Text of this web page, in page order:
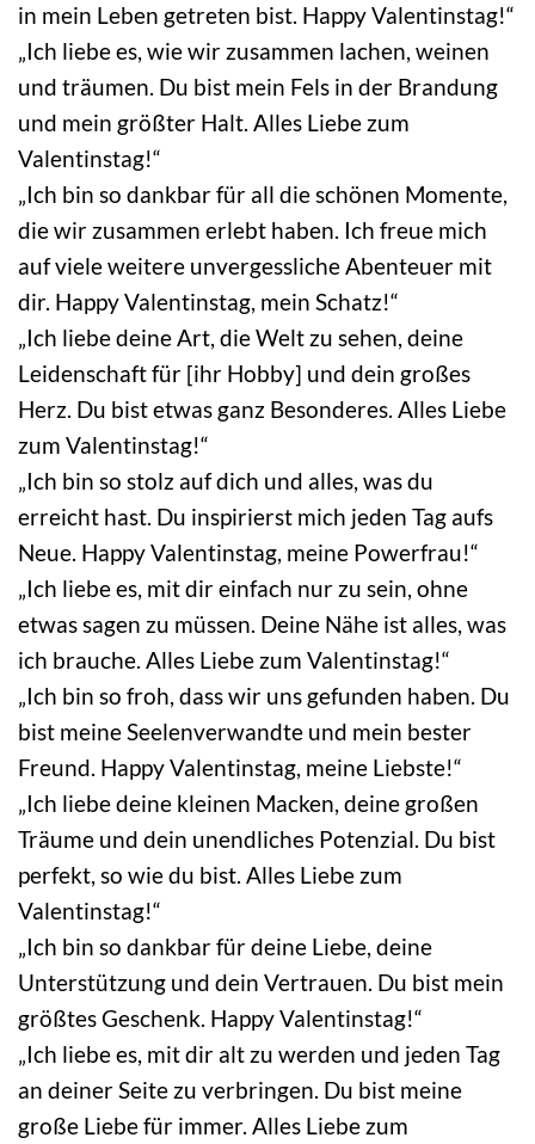
in mein Leben getreten bist. Happy Valentinstag!“
„Ich liebe es, wie wir zusammen lachen, weinen
und träumen. Du bist mein Fels in der Brandung
und mein größter Halt. Alles Liebe zum
Valentinstag!“
„Ich bin so dankbar für all die schönen Momente,
die wir zusammen erlebt haben. Ich freue mich
auf viele weitere unvergessliche Abenteuer mit
dir. Happy Valentinstag, mein Schatz!“
„Ich liebe deine Art, die Welt zu sehen, deine
Leidenschaft für [ihr Hobby] und dein großes
Herz. Du bist etwas ganz Besonderes. Alles Liebe
zum Valentinstag!“
„Ich bin so stolz auf dich und alles, was du
erreicht hast. Du inspirierst mich jeden Tag aufs
Neue. Happy Valentinstag, meine Powerfrau!“
„Ich liebe es, mit dir einfach nur zu sein, ohne
etwas sagen zu müssen. Deine Nähe ist alles, was
ich brauche. Alles Liebe zum Valentinstag!“
„Ich bin so froh, dass wir uns gefunden haben. Du
bist meine Seelenverwandte und mein bester
Freund. Happy Valentinstag, meine Liebste!“
„Ich liebe deine kleinen Macken, deine großen
Träume und dein unendliches Potenzial. Du bist
perfekt, so wie du bist. Alles Liebe zum
Valentinstag!“
„Ich bin so dankbar für deine Liebe, deine
Unterstützung und dein Vertrauen. Du bist mein
größtes Geschenk. Happy Valentinstag!“
„Ich liebe es, mit dir alt zu werden und jeden Tag
an deiner Seite zu verbringen. Du bist meine
große Liebe für immer. Alles Liebe zum